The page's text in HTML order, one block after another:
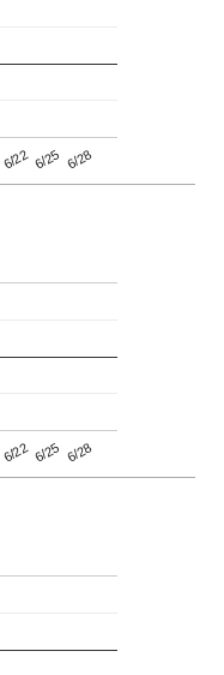
6/22 6/25 6/28
6/22 6/25 6/28